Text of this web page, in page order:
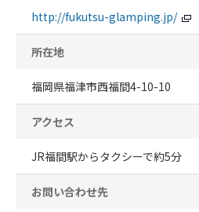
http://fukutsu-glamping.jp/
所在地
福岡県福津市西福間4-10-10
アクセス
JR福間駅からタクシーで約5分
お問い合わせ先